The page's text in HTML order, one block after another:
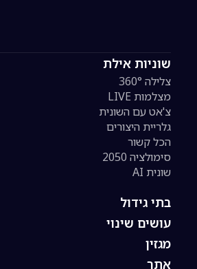
שוניות אילת
צלילה 360°
מצלמות LIVE
צ'אט עם השונית
גלריית היצורים
הכל קשור
סימולציה 2050
שונית AI
בתי גידול
עושים שינוי
מגזין
אתר